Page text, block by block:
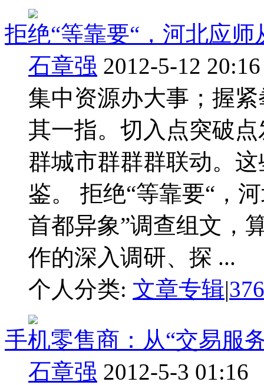
拒绝“等靠要“，河北应师
石章强 2012-5-12 20:16
集中资源办大事；握
其一指。切入点突破
群城市群群群联动。
鉴。 拒绝“等靠要“，
首都异象”调查组文，
作的深入调研、探 ...
个人分类: 文章专辑|
手机零售商：从“交易服
石章强 2012-5-3 01:16